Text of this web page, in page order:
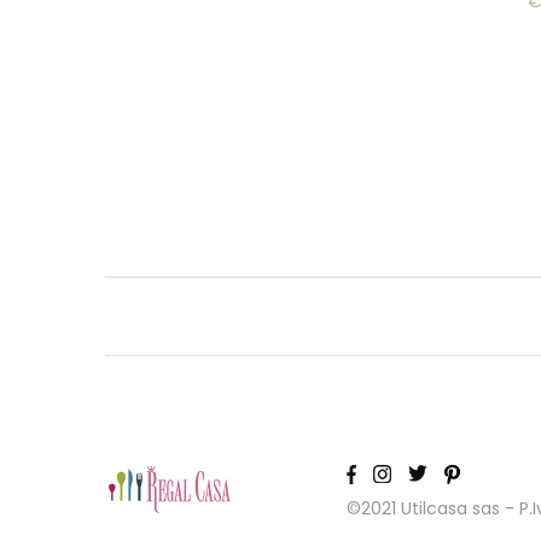
©2021 Utilcasa sas -